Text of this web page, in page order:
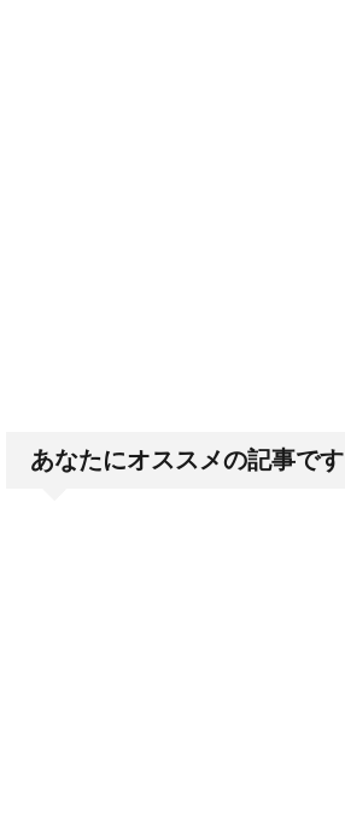
あなたにオススメの記事です